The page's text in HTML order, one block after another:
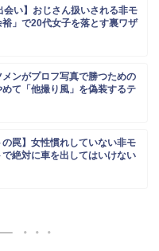
会い】おじさん扱いされる非モ
」で20代女子を落とす裏ワザ
ンがプロフ写真で勝つための
て「他撮り風」を偽装するテ
の罠】女性慣れしていない非モ
絶対に車を出してはいけない